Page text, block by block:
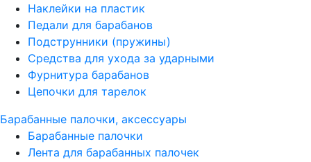
Наклейки на пластик
Педали для барабанов
Подструнники (пружины)
Средства для ухода за ударными
Фурнитура барабанов
Цепочки для тарелок
Барабанные палочки, аксессуары
Барабанные палочки
Лента для барабанных палочек